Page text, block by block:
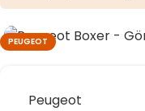
PEUGEOT
Peugeot